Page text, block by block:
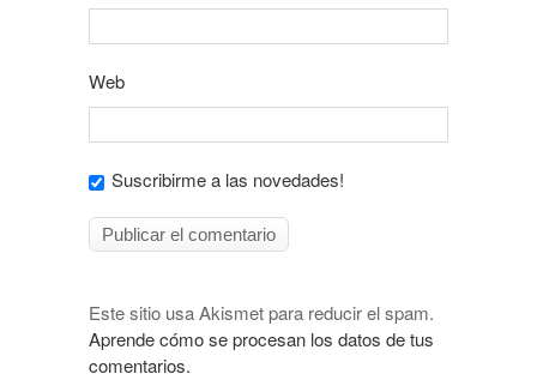
Web
Suscribirme a las novedades!
Este sitio usa Akismet para reducir el spam.
Aprende cómo se procesan los datos de tus
comentarios.